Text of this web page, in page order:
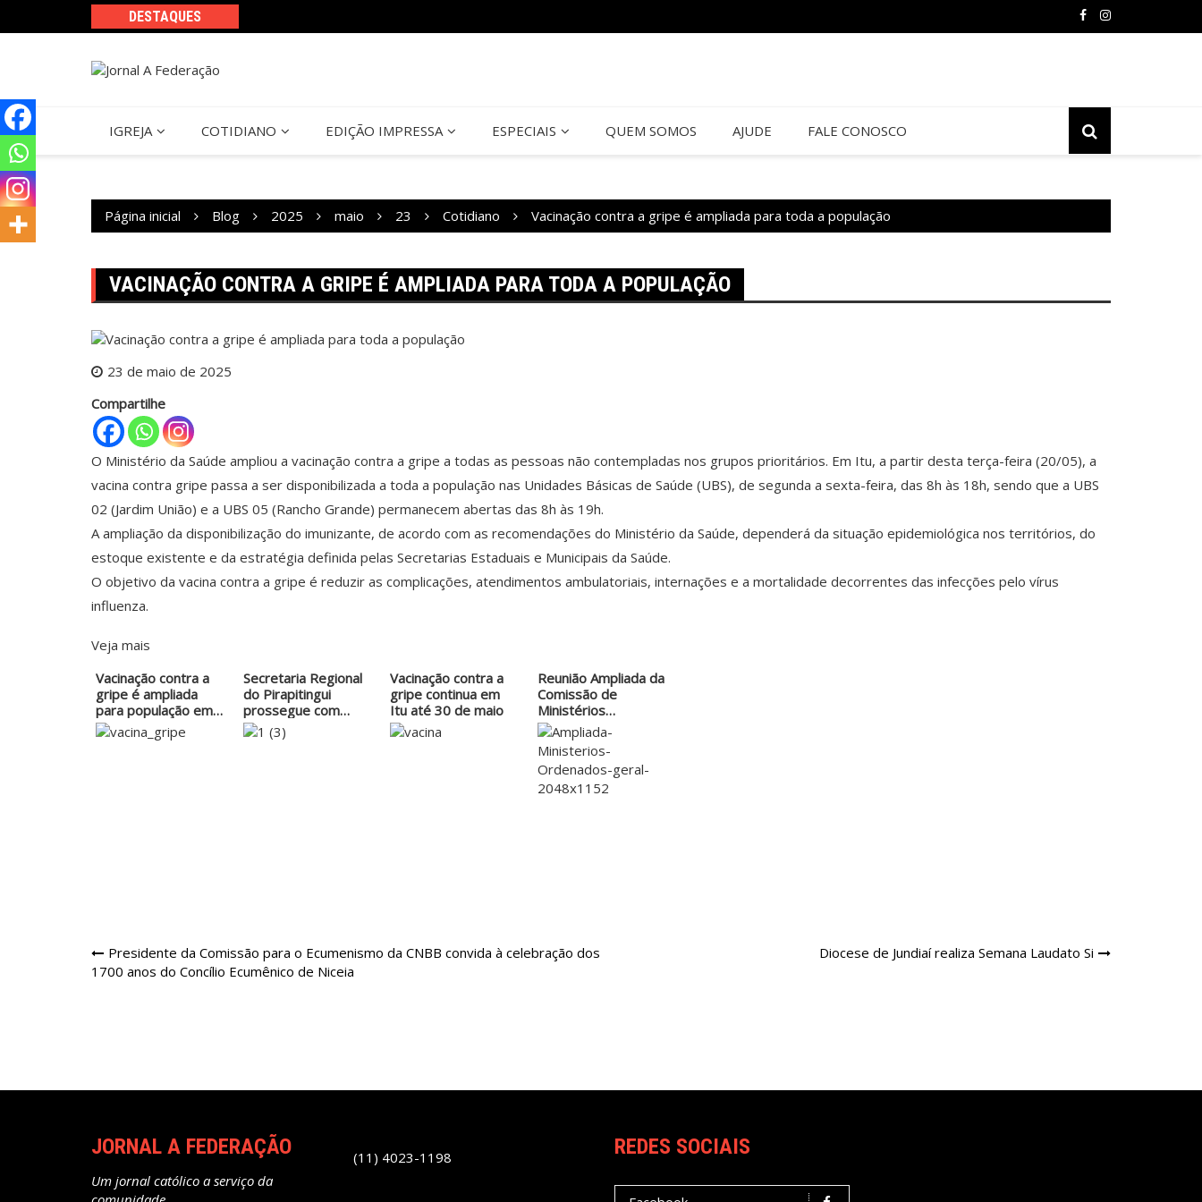
DESTAQUES
IGREJA COTIDIANO EDIÇÃO IMPRESSA ESPECIAIS QUEM SOMOS AJUDE FALE CONOSCO
Página inicial Blog 2025 maio 23 Cotidiano Vacinação contra a gripe é ampliada para toda a população
VACINAÇÃO CONTRA A GRIPE É AMPLIADA PARA TODA A POPULAÇÃO
23 de maio de 2025
Compartilhe
O Ministério da Saúde ampliou a vacinação contra a gripe a todas as pessoas não contempladas nos grupos prioritários. Em Itu, a partir desta terça-feira (20/05), a
vacina contra gripe passa a ser disponibilizada a toda a população nas Unidades Básicas de Saúde (UBS), de segunda a sexta-feira, das 8h às 18h, sendo que a UBS
02 (Jardim União) e a UBS 05 (Rancho Grande) permanecem abertas das 8h às 19h.
A ampliação da disponibilização do imunizante, de acordo com as recomendações do Ministério da Saúde, dependerá da situação epidemiológica nos territórios, do
estoque existente e da estratégia definida pelas Secretarias Estaduais e Municipais da Saúde.
O objetivo da vacina contra a gripe é reduzir as complicações, atendimentos ambulatoriais, internações e a mortalidade decorrentes das infecções pelo vírus
influenza.
Veja mais
Vacinação contra a
gripe é ampliada
para população em
geral
Secretaria Regional
do Pirapitingui
prossegue com…
Vacinação contra a
gripe continua em
Itu até 30 de maio
Reunião Ampliada da
Comissão de
Ministérios…
Navegação
de
Presidente da Comissão para o Ecumenismo da CNBB convida à celebração dos
1700 anos do Concílio Ecumênico de Niceia
Diocese de Jundiaí realiza Semana Laudato Si
JORNAL A FEDERAÇÃO
Um jornal católico a serviço da
(11) 4023-1198 REDES SOCIAIS